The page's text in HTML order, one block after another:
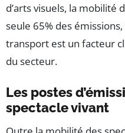
d’arts visuels, la mobilité
seule 65% des
transport est un facteur
du secteur.
Les postes
spectacle vivant